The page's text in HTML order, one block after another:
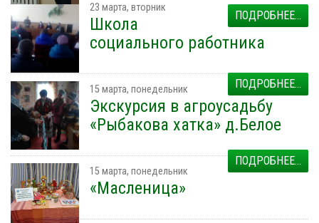
ПОДРОБНЕЕ...
23 марта, вторник
Школа
социального работника
ПОДРОБНЕЕ...
15 марта, понедельник
Экскурсия в агроусадьбу
«Рыбакова хатка» д.Белое
ПОДРОБНЕЕ...
15 марта, понедельник
«Масленица»